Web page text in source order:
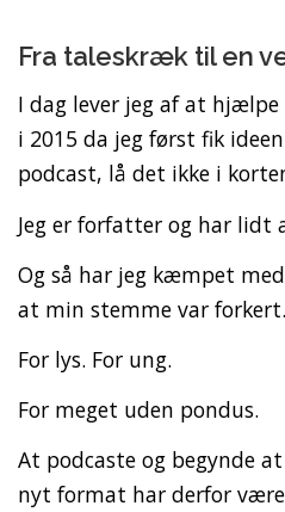
Fra taleskræk til en
I dag lever jeg af at
i 2015 da jeg først fik
podcast, lå det ikke i
Jeg er forfatter og har lidt
Og så har jeg kæmpet
at min stemme var forkert.
For lys. For ung.
For meget uden pondus.
At podcaste og begynde
nyt format har derfor